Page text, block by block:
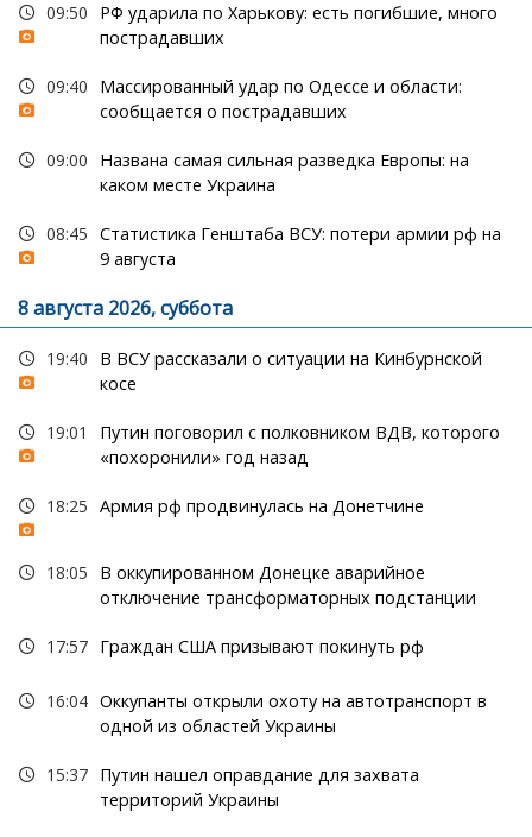
09:50
РФ ударила по Харькову: есть погибшие, много
пострадавших
09:40
Массированный удар по Одессе и области:
сообщается о пострадавших
09:00
Названа самая сильная разведка Европы: на
каком месте Украина
08:45 Статистика Генштаба ВСУ: потери армии рф на
9 августа
8 августа 2026, суббота
19:40
В ВСУ рассказали о ситуации на Кинбурнской
косе
19:01
Путин поговорил с полковником ВДВ, которого
«похоронили» год назад
18:25 Армия рф продвинулась на Донетчине
18:05
В оккупированном Донецке аварийное
отключение трансформаторных подстанции
17:57 Граждан США призывают покинуть рф
16:04 Оккупанты открыли охоту на автотранспорт в
одной из областей Украины
15:37 Путин нашел оправдание для захвата
территорий Украины